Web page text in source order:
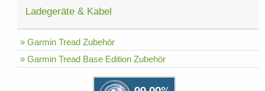
Ladegeräte & Kabel
» Garmin Tread Zubehör
» Garmin Tread Base Edition Zubehör